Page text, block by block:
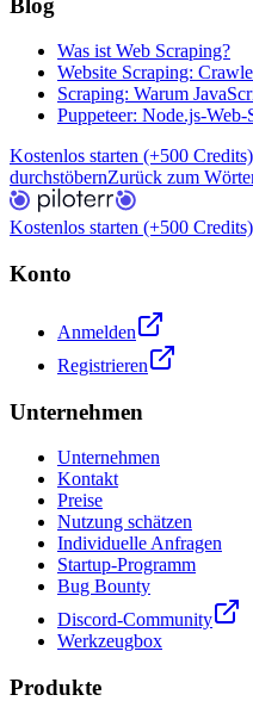
Was ist Web Scraping?
Website Scraping:
Scraping: Warum
Puppeteer: Node.js-
Kostenlos starten (+500 Credits)
durchstöbernZurück zum
Kostenlos starten (+500 Credits)
Konto
Anmelden
Registrieren
Unternehmen
Unternehmen
Kontakt
Preise
Nutzung schätzen
Individuelle Anfragen
Startup-Programm
Bug Bounty
Discord-Community
Werkzeugbox
Produkte